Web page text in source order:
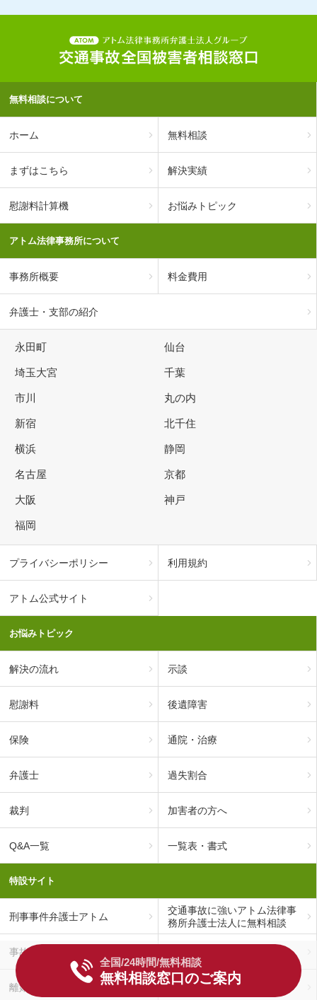
全国/24時間/無料相談
無料相談窓口のご案内
無料相談について
ホーム 無料相談
まずはこちら 解決実績
慰謝料計算機 お悩みトピック
アトム法律事務所について
事務所概要 料金費用
弁護士・支部の紹介
永田町 仙台
埼玉大宮 千葉
市川 丸の内
新宿 北千住
横浜 静岡
名古屋 京都
大阪 神戸
福岡
プライバシーポリシー 利用規約
アトム公式サイト
お悩みトピック
解決の流れ 示談
慰謝料 後遺障害
保険 通院・治療
弁護士 過失割合
裁判 加害者の方へ
Q&A一覧 一覧表・書式
特設サイト
刑事事件弁護士アトム
交通事故に強いアトム法律事
務所弁護士法人に無料相談
事故慰謝料アトム
離婚弁護士アトム 相続税理士カタログ